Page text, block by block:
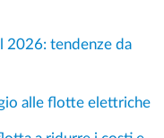
2026: tendenze da
alle flotte elettriche